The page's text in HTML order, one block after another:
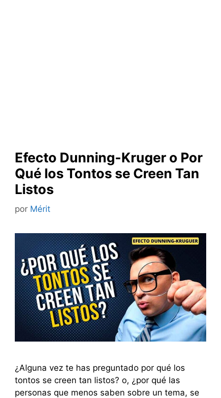
Efecto Dunning-Kruger o Por
Qué los Tontos se Creen Tan
Listos
por Mérit
¿Alguna vez te has preguntado por qué los
tontos se creen tan listos? o, ¿por qué las
personas que menos saben sobre un tema, se